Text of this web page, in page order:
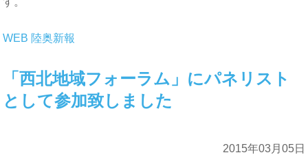
WEB 陸奥新報
「西北地域フォーラム」にパネリスト
として参加致しました
2015年03月05日